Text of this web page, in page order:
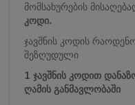
მომსახურების
კოდი.
ჯავშნის კოდის
შეზღუდული
1 ჯავშნის კოდით
ღამის განმავლობაში